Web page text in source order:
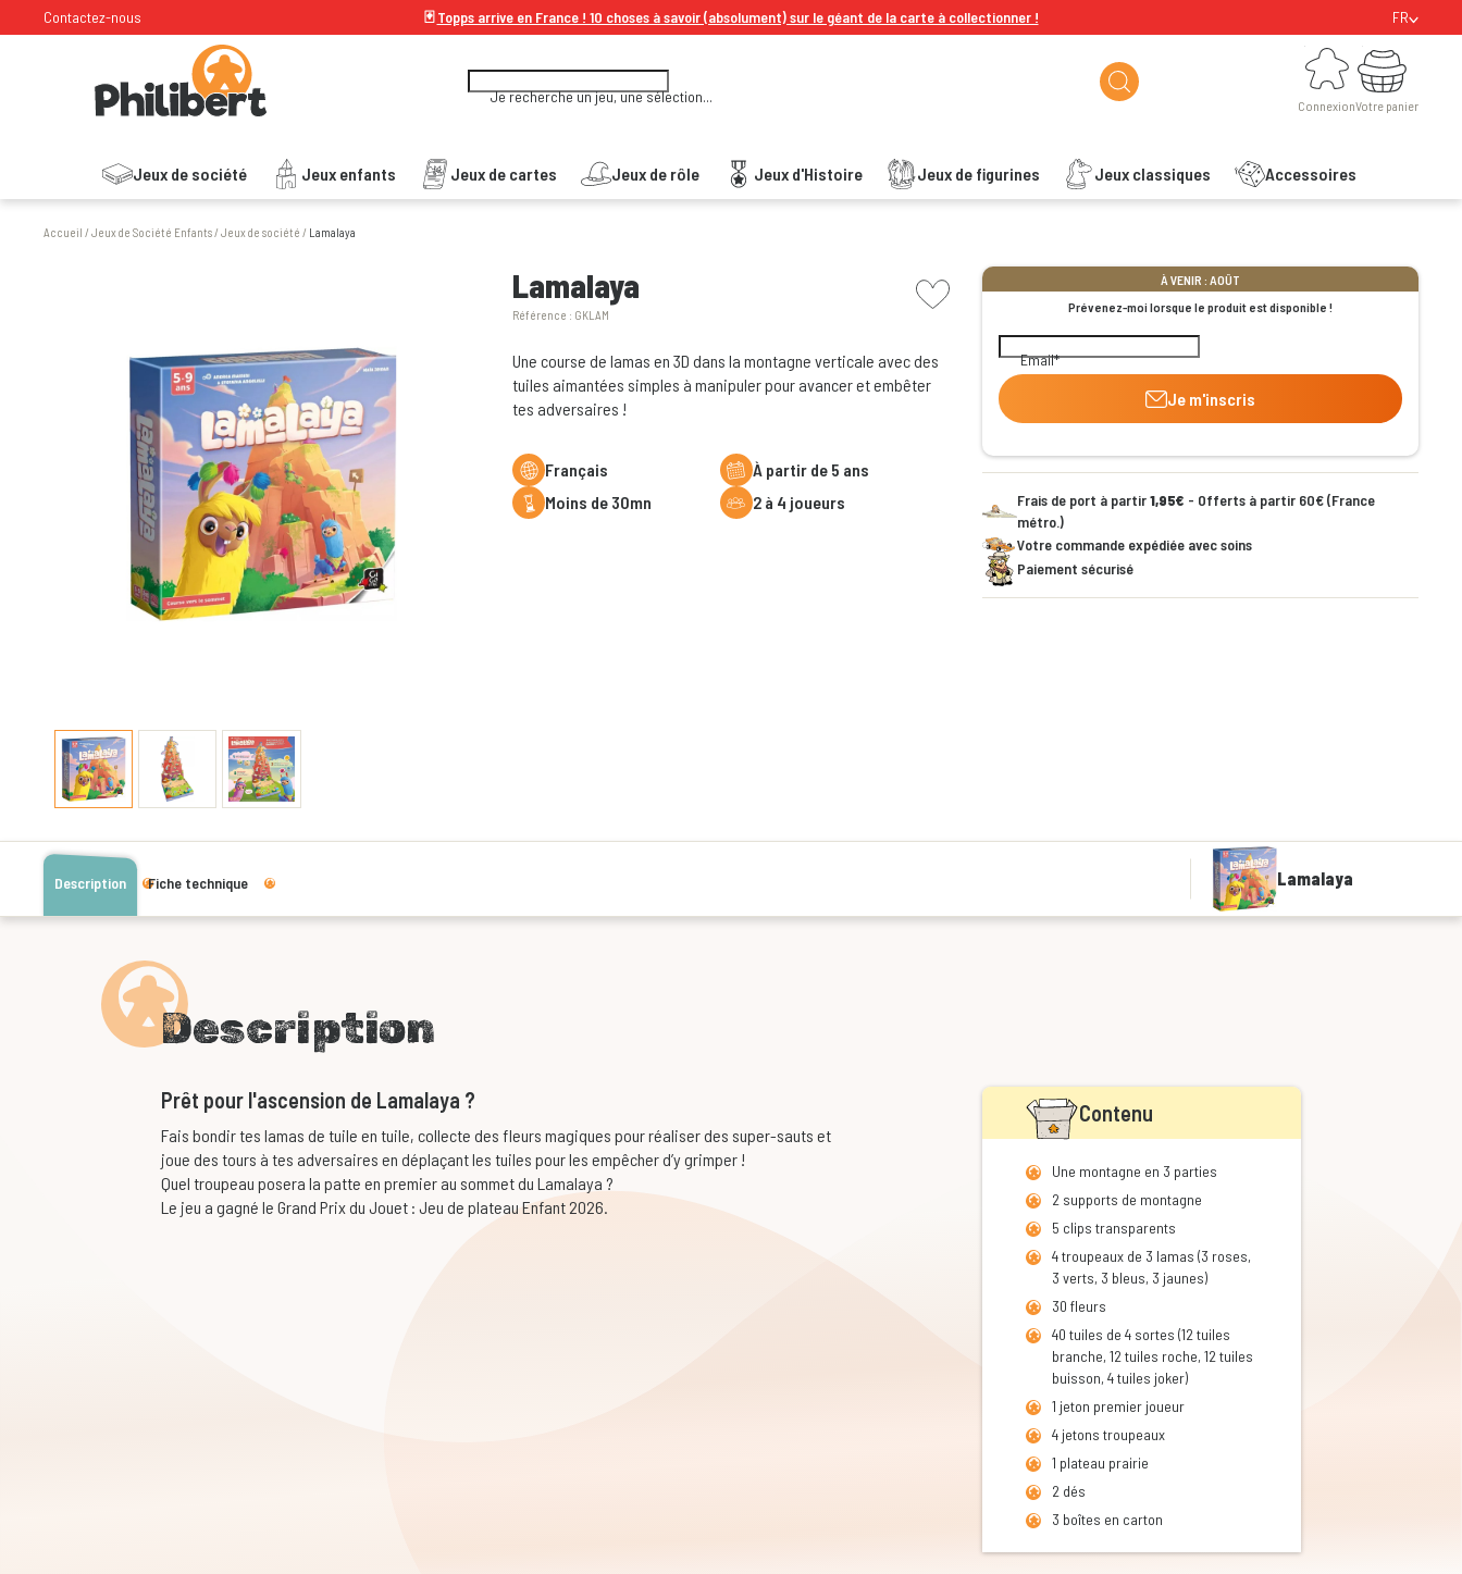
Contactez-nous 🃏Topps arrive en France ! 10 choses à savoir (absolument) sur le géant de la carte à collectionner ! FR
Je recherche un jeu, une sélection...
Connexion
Connexion
Jeux de société Jeux enfants Jeux de cartes Jeux de rôle Jeux d'Histoire Jeux de figurines Jeux classiques Accessoires
Votre panier
Votre panier
Accueil /Jeux de Société Enfants/Jeux de société / Lamalaya
Lamalaya
Référence : GKLAM
picto wishlist
Une course de lamas en 3D dans la montagne verticale avec des
tuiles aimantées simples à manipuler pour avancer et embêter
tes adversaires !
Français
à partir de 5 ans
moins de 30mn
2 à 4 joueurs
À VENIR : AOÛT
Prévenez-moi lorsque le produit est disponible !
Email
Je m'inscris
Frais de port à partir1,95€ - Offerts à partir 60€ (France
métro.)
Votre commande expédiée avec soins
Paiement sécurisé
Description Fiche technique Lamalaya
Description
Prêt pour l'ascension de Lamalaya ?
Fais bondir tes lamas de tuile en tuile, collecte des fleurs magiques pour réaliser des super-sauts et
joue des tours à tes adversaires en déplaçant les tuiles pour les empêcher d’y grimper !
Quel troupeau posera la patte en premier au sommet du Lamalaya ?
Le jeu a gagné le Grand Prix du Jouet : Jeu de plateau Enfant 2026.
Contenu
Une montagne en 3 parties
2 supports de montagne
5 clips transparents
4 troupeaux de 3 lamas (3 roses,
3 verts, 3 bleus, 3 jaunes)
30 fleurs
40 tuiles de 4 sortes (12 tuiles
branche, 12 tuiles roche, 12 tuiles
buisson, 4 tuiles joker)
1 jeton premier joueur
4 jetons troupeaux
1 plateau prairie
2 dés
3 boîtes en carton